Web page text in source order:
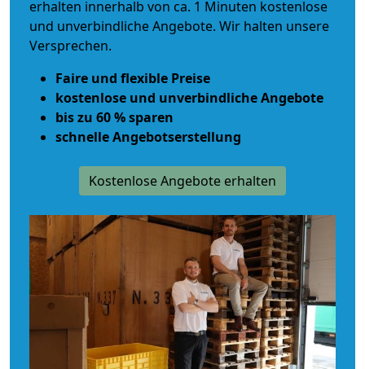
erhalten innerhalb von ca. 1 Minuten kostenlose
und unverbindliche Angebote. Wir halten unsere
Versprechen.
Faire und flexible Preise
kostenlose und unverbindliche Angebote
bis zu 60 % sparen
schnelle Angebotserstellung
Kostenlose Angebote erhalten